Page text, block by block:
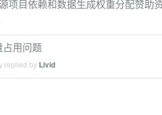
项目依赖和数据生成权重分配赞助
占用问题
replied by Livid